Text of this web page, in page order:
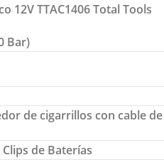
12V TTAC1406 Total Tools
Bar)
de cigarrillos con cable de
de Baterías